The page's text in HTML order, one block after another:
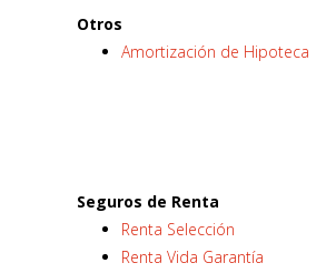
Otros
Amortización de Hipoteca
Seguros de Renta
Renta Selección
Renta Vida Garantía